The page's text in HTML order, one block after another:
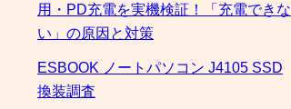
用・PD充電を実機検証！「充電できな
い」の原因と対策
ESBOOK ノートパソコン J4105 SSD
換装調査